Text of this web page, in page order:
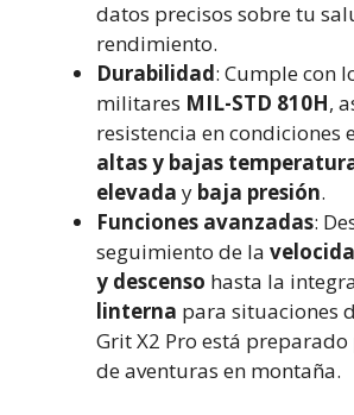
datos precisos sobre tu
rendimiento.
Durabilidad: Cumple con
militares MIL-STD 810H,
resistencia en condiciones
altas y bajas
elevada y baja presión.
Funciones avanzadas:
seguimiento de la
y descenso hasta la
linterna para situaciones
Grit X2 Pro está
de aventuras en montaña.